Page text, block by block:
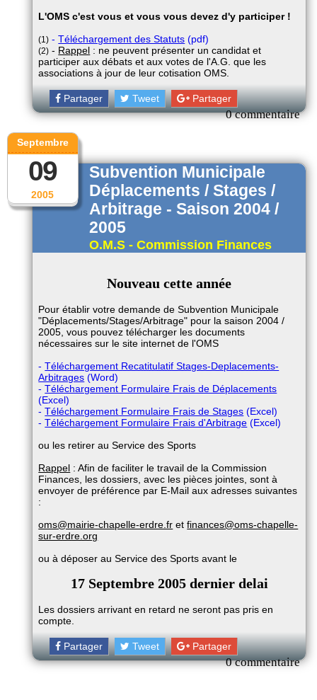
L'OMS c'est vous et vous vous devez d'y participer !
(1) -Téléchargement des Statuts (pdf)
(2) - Rappel : ne peuvent présenter un candidat et
participer aux débats et aux votes de l'A.G. que les
associations à jour de leur cotisation OMS.
Partager Tweet Partager
0 commentaire
2005
Septembre
09
Subvention Municipale
Déplacements / Stages /
Arbitrage - Saison 2004 /
2005
O.M.S - Commission Finances
Nouveau cette année
Pour établir votre demande de Subvention Municipale
"Déplacements/Stages/Arbitrage" pour la saison 2004 /
2005, vous pouvez télécharger les documents
nécessaires sur le site internet de l'OMS
-Téléchargement Recatitulatif Stages-Deplacements-
Arbitrages (Word)
-Téléchargement Formulaire Frais de Déplacements
(Excel)
-Téléchargement Formulaire Frais de Stages (Excel)
-Téléchargement Formulaire Frais d'Arbitrage (Excel)
ou les retirer au Service des Sports
Rappel : Afin de faciliter le travail de la Commission
Finances, les dossiers, avec les pièces jointes, sont à
envoyer de préférence par E-Mail aux adresses suivantes
:
oms@mairie-chapelle-erdre.fr etfinances@oms-chapelle-
sur-erdre.org
ou à déposer au Service des Sports avant le
17 Septembre 2005 dernier delai
Les dossiers arrivant en retard ne seront pas pris en
compte.
Partager Tweet Partager
0 commentaire